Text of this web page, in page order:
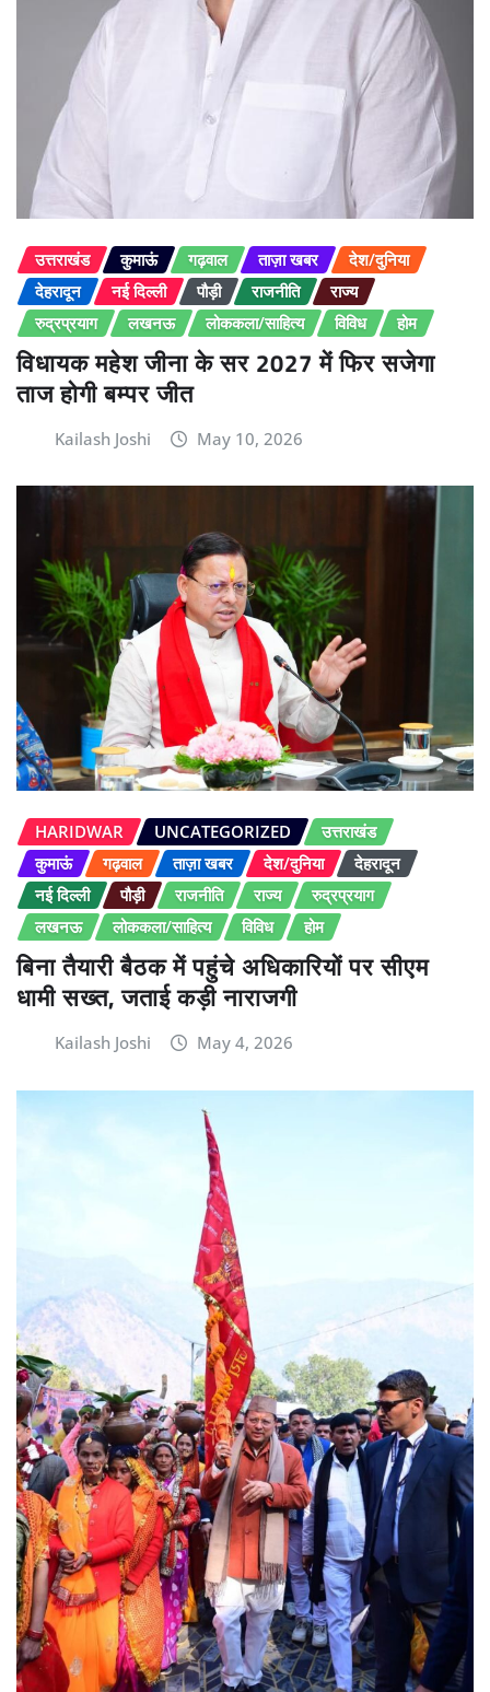
उत्तराखंड कुमाऊं गढ़वाल ताज़ा खबर
देश/दुनिया
देहरादून
नई दिल्ली पौड़ी राजनीति
राज्य
रुद्रप्रयाग
लखनऊ लोककला/साहित्य विविध होम
विधायक महेश जीना के सर 2027 में फिर सजेगा
ताज होगी बम्पर जीत
Kailash Joshi May 10, 2026
HARIDWAR UNCATEGORIZED
उत्तराखंड
कुमाऊं
गढ़वाल ताज़ा खबर देश/दुनिया
देहरादून
नई दिल्ली
पौड़ी राजनीति राज्य
रुद्रप्रयाग
लखनऊ
लोककला/साहित्य विविध होम
बिना तैयारी बैठक में पहुंचे अधिकारियों पर सीएम
धामी सख्त, जताई कड़ी नाराजगी
Kailash Joshi May 4, 2026